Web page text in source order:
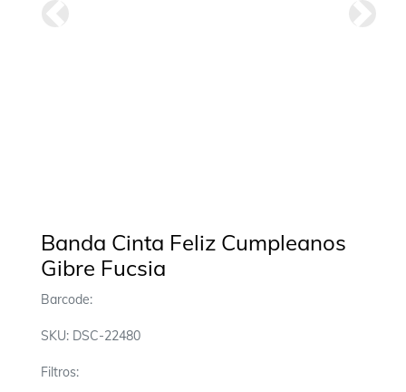
Banda Cinta Feliz Cumpleanos
Gibre Fucsia
Barcode:
SKU: DSC-22480
Filtros: